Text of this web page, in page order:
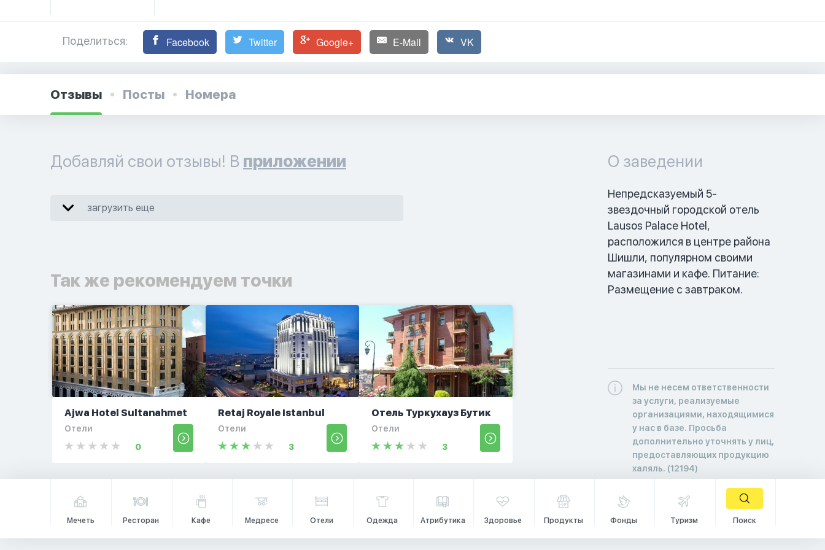
Поделиться: Facebook Twitter Google+ E-Mail VK
Отзывы Посты Номера
Добавляй свои отзывы! В приложении
загрузить еще
Так же рекомендуем точки
Ajwa Hotel Sultanahmet
Отели
0
Retaj Royale Istanbul
Отели
3
Отель Туркухауз Бутик
Отели
3
О заведении
Непредсказуемый 5-
звездочный городской отель
Lausos Palace Hotel,
расположился в центре района
Шишли, популярном своими
магазинами и кафе. Питание:
Размещение с завтраком.
Мы не несем ответственности
за услуги, реализуемые
организациями, находящимися
у нас в базе. Просьба
дополнительно уточнять у лиц,
предоставляющих продукцию
халяль. (12194)
Мечеть Ресторан Кафе Медресе Отели Одежда Атрибутика Здоровье Продукты Фонды Туризм Поиск